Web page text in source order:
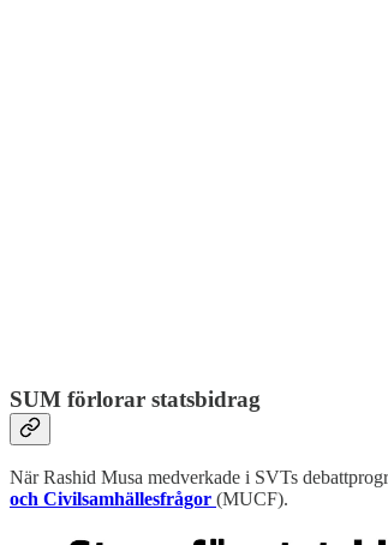
SUM förlorar statsbidrag
När Rashid Musa medverkade i SVTs
och Civilsamhällesfrågor (MUCF).